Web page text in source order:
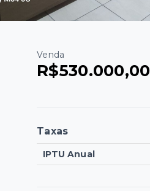
Venda
R$530.000,00
Taxas
IPTU Anual